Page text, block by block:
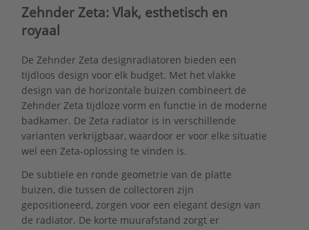
Zehnder Zeta:Vlak, esthetisch en
royaal
De Zehnder Zeta designradiatoren bieden een
tijdloos design voor elk budget. Met het vlakke
design van de horizontale buizen combineert de
Zehnder Zeta tijdloze vorm en functie in de moderne
badkamer. De Zeta radiator is in verschillende
varianten verkrijgbaar, waardoor er voor elke situatie
wel een Zeta-oplossing te vinden is.
De subtiele en ronde geometrie van de platte
buizen, die tussen de collectoren zijn
gepositioneerd, zorgen voor een elegant design van
de radiator. De korte muurafstand zorgt er